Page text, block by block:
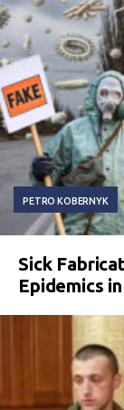
PETRO KOBERNYK
Sick
Epidemics